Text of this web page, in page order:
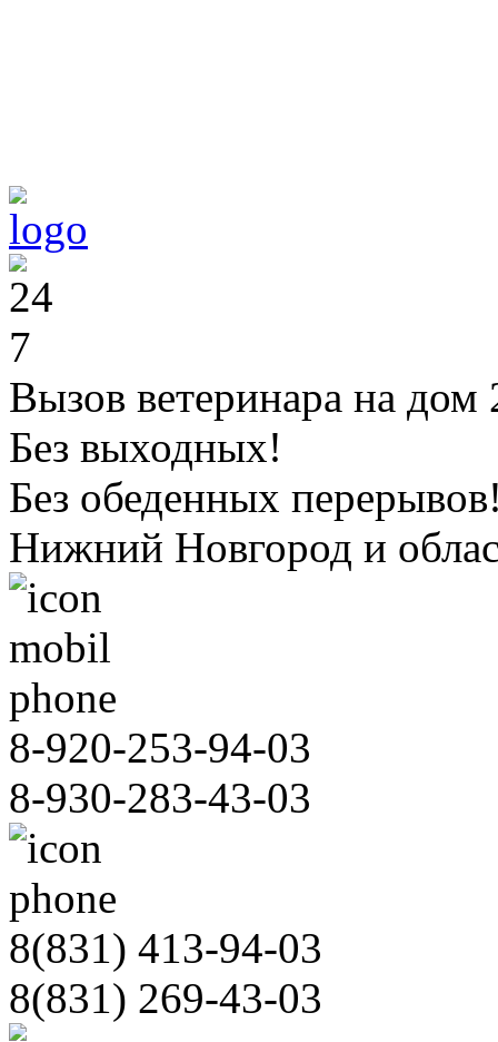
Вызов ветеринара на дом
Без выходных!
Без обеденных
Нижний Новгород и
8-920-253-94-03
8-930-283-43-03
8(831) 413-94-03
8(831) 269-43-03